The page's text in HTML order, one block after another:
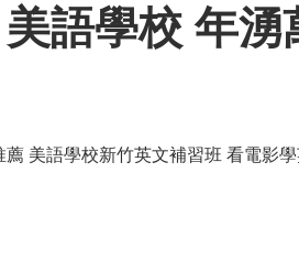
美語學校 年
美語學校新竹英文補習班 看電影